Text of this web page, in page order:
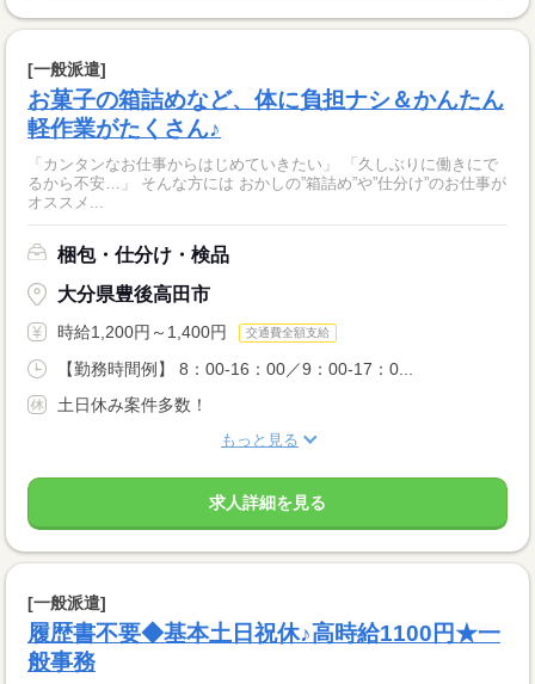
[一般派遣]
お菓子の箱詰めなど、体に負担ナシ＆かんたん
軽作業がたくさん♪
「カンタンなお仕事からはじめていきたい」 「久しぶりに働きにで
るから不安…」 そんな方には おかしの”箱詰め”や”仕分け”のお仕事が
オススメ...
梱包・仕分け・検品
大分県豊後高田市
時給1,200円～1,400円 交通費全額支給
【勤務時間例】 8：00-16：00／9：00-17：0...
土日休み案件多数！
もっと見る
求人詳細を見る
[一般派遣]
履歴書不要◆基本土日祝休♪高時給1100円★一
般事務